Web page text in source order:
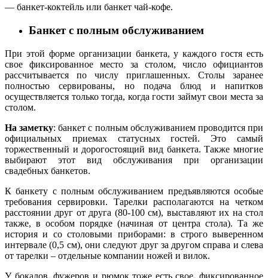
— банкет-коктейль или банкет чай-кофе.
Банкет с полным обслуживанием
При этой форме организации банкета, у каждого гостя есть
свое фиксированное место за столом, число официантов
рассчитывается по числу приглашенных. Столы заранее
полностью сервированы, но подача блюд и напитков
осуществляется только тогда, когда гости займут свои места за
столом.
На заметку: банкет с полным обслуживанием проводится при
официальных приемах статусных гостей. Это самый
торжественный и дорогостоящий вид банкета. Также многие
выбирают этот вид обслуживания при организации
свадебных банкетов.
К банкету с полным обслуживанием предъявляются особые
требования сервировки. Тарелки располагаются на четком
расстоянии друг от друга (80-100 см), выставляют их на стол
также, в особом порядке (начиная от центра стола). Та же
история и со столовыми приборами: в строго выверенном
интервале (0,5 см), они следуют друг за другом справа и слева
от тарелки – отдельные компании ножей и вилок.
У бокалов, фужеров и рюмок тоже есть свое, фиксированное